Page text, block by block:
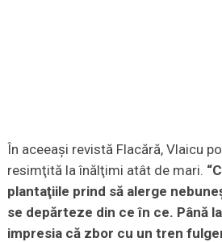
În aceeaşi revistă Flacără, Vlaicu
resimţită la înălţimi atât de mari.
plantaţiile prind să alerge
se depărteze din ce în ce. Până
impresia că zbor cu un tren